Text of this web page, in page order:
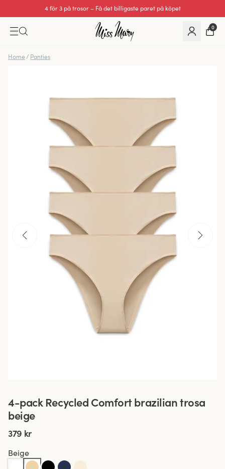
4 för 3 på trosor – Få det billigaste paret på köpet
0
Home / Panties
4-pack Recycled Comfort brazilian trosa
beige
379 kr
Beige